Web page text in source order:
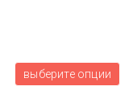
выберите опции